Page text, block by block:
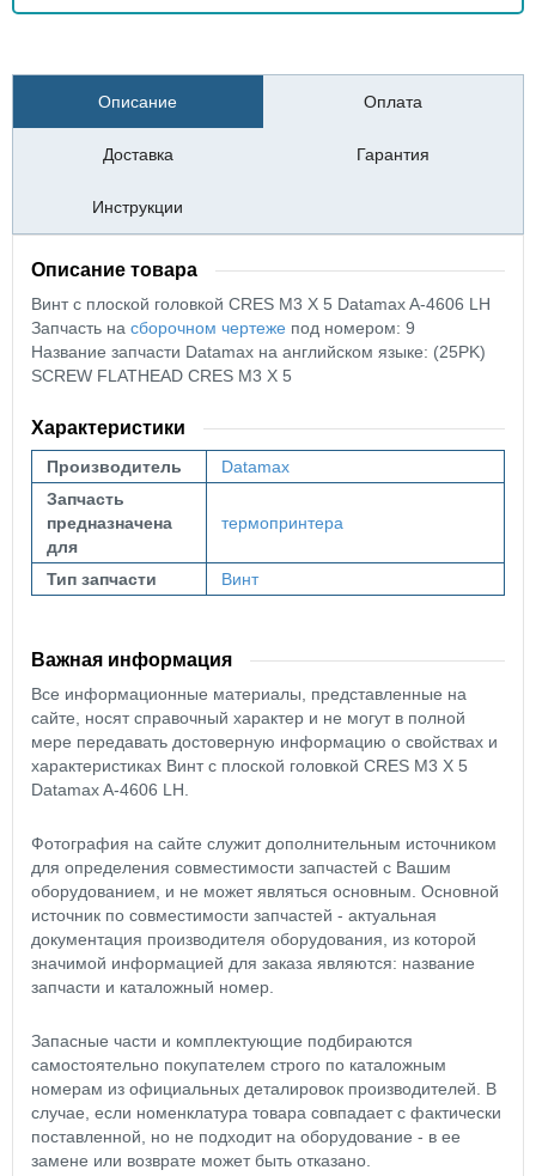
Описание Оплата
Доставка Гарантия
Инструкции
Описание товара
Винт с плоской головкой CRES M3 X 5 Datamax A-4606 LH
Запчасть на сборочном чертеже под номером: 9
Название запчасти Datamax на английском языке: (25PK)
SCREW FLATHEAD CRES M3 X 5
Характеристики
Производитель
Datamax
Запчасть
предназначена
для
термопринтера
Тип запчасти Винт
Важная информация
Все информационные материалы, представленные на
сайте, носят справочный характер и не могут в полной
мере передавать достоверную информацию о свойствах и
характеристиках Винт с плоской головкой CRES M3 X 5
Datamax A-4606 LH.
Фотография на сайте служит дополнительным источником
для определения совместимости запчастей с Вашим
оборудованием, и не может являться основным. Основной
источник по совместимости запчастей - актуальная
документация производителя оборудования, из которой
значимой информацией для заказа являются: название
запчасти и каталожный номер.
Запасные части и комплектующие подбираются
самостоятельно покупателем строго по каталожным
номерам из официальных деталировок производителей. В
случае, если номенклатура товара совпадает с фактически
поставленной, но не подходит на оборудование - в ее
замене или возврате может быть отказано.